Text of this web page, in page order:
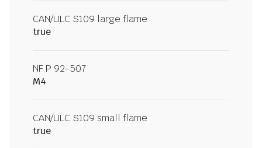
CAN/ULC S109 large flame
true
NF P 92-507
M4
CAN/ULC S109 small flame
true